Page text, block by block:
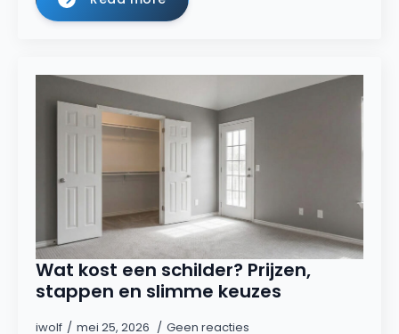
Wat kost een schilder? Prijzen,
stappen en slimme keuzes
iwolf mei 25, 2026 Geen reacties